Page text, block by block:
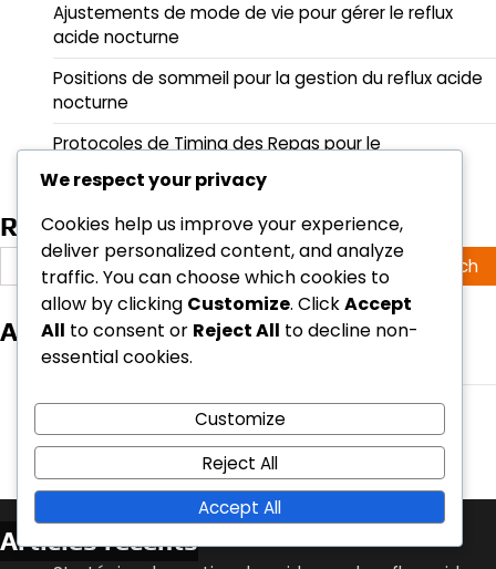
Ajustements de mode de vie pour gérer le reflux
acide nocturne
Positions de sommeil pour la gestion du reflux acide
nocturne
Protocoles de Timing des Repas pour le
Soulagement du Reflux Acide Nocturne
Recherche
Search
for:
Archives
March 2026
February 2026
Articles récents
We respect your privacy
Cookies help us improve your experience,
deliver personalized content, and analyze
traffic. You can choose which cookies to
allow by clicking Customize. ClickAccept
All to consent or Reject All to decline non-
essential cookies.
Customize
Reject All
Accept All